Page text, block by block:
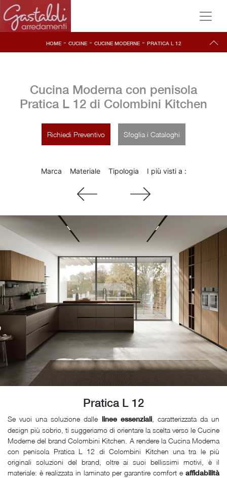
HOME- CUCINE- CUCINE MODERNE - PRATICA L 12
Cucina Moderna con penisola
Pratica L 12 di Colombini Kitchen
Richiedi Preventivo Sfoglia i Cataloghi
Marca Materiale Tipologia I più visti a :
Pratica L 12
Se vuoi una soluzione dalle linee essenziali, caratterizzata da un
design più sobrio, ti suggeriamo di orientare la scelta verso le Cucine
Moderne del brand Colombini Kitchen. A rendere la Cucina Moderna
con penisola Pratica L 12 di Colombini Kitchen una tra le più
originali soluzioni del brand, oltre ai suoi bellissimi motivi, è il
materiale: è realizzata in laminato per garantire comfort e affidabilità